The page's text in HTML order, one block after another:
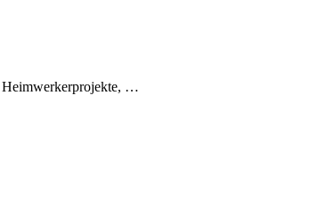
Heimwerkerprojekte, …